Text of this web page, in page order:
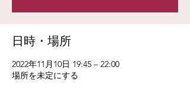
日時・場所
2022年11月10日 19:45 – 22:00
場所を未定にする